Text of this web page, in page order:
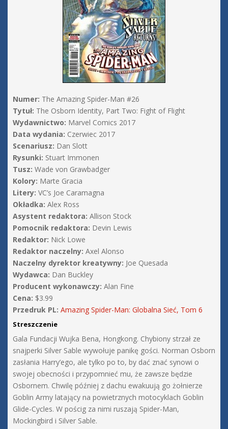
Numer: The Amazing Spider-Man #26
Tytuł: The Osborn Identity, Part Two: Fight of Flight
Wydawnictwo: Marvel Comics 2017
Data wydania: Czerwiec 2017
Scenariusz: Dan Slott
Rysunki: Stuart Immonen
Tusz: Wade von Grawbadger
Kolory: Marte Gracia
Litery: VC’s Joe Caramagna
Okładka: Alex Ross
Asystent redaktora: Allison Stock
Pomocnik redaktora: Devin Lewis
Redaktor: Nick Lowe
Redaktor naczelny: Axel Alonso
Naczelny dyrektor kreatywny: Joe Quesada
Wydawca: Dan Buckley
Producent wykonawczy: Alan Fine
Cena: $3.99
Przedruk PL: Amazing Spider-Man: Globalna Sieć, Tom 6
Streszczenie
Gala Fundacji Wujka Bena, Hongkong. Chybiony strzał ze
snajperki Silver Sable wywołuje panikę gości. Norman Osborn
zasłania Harry’ego, ale tylko po to, by dać znać synowi o
swojej obecności i przypomnieć mu, że zawsze będzie
Osbornem. Chwilę później z dachu ewakuują go żołnierze
Goblin Army latający na powietrznych motocyklach Goblin
Glide-Cycles. W pościg za nimi ruszają Spider-Man,
Mockingbird i Silver Sable.